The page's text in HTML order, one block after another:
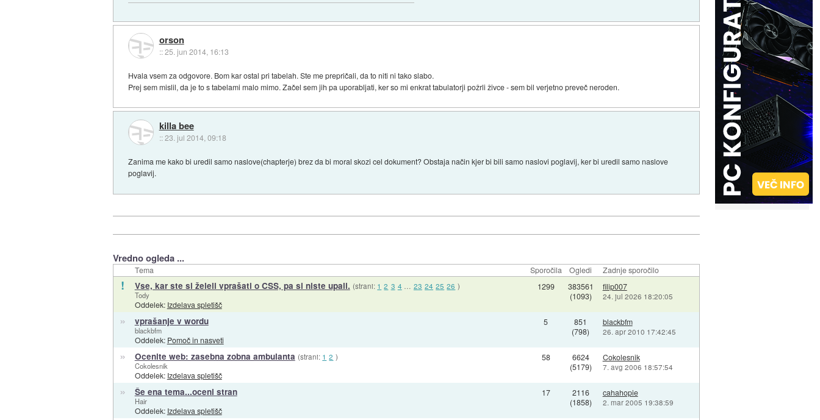
orson
::25. jun 2014, 16:13
Hvala vsem za odgovore. Bom kar ostal pri tabelah. Ste me prepričali, da to niti ni tako slabo.
Prej sem mislil, da je to s tabelami malo mimo. Začel sem jih pa uporabljati, ker so mi enkrat tabulatorji požrli živce - sem bil verjetno preveč neroden.
killa bee
::23. jul 2014, 09:18
Zanima me kako bi uredil samo naslove(chapterje) brez da bi moral skozi cel dokument? Obstaja način kjer bi bili samo naslovi poglavij, ker bi uredil samo naslove
poglavij.
Vredno ogleda ...
Tema Sporočila Ogledi Zadnje sporočilo
! Vse, kar ste si želeli vprašati o CSS, pa si niste upali. (strani: 1 2 3 4 … 23 24 25 26 )
Tody
Oddelek: Izdelava spletišč
1299
383561
(1093)
filip007
24. jul 2026 18:20:05
» vprašanje v wordu
blackbfm
Oddelek: Pomoč in nasveti
5
851
(798)
blackbfm
26. apr 2010 17:42:45
» Ocenite web: zasebna zobna ambulanta (strani: 1 2 )
Cokolesnik
Oddelek: Izdelava spletišč
58
6624
(5179)
Cokolesnik
7. avg 2006 18:57:54
» Še ena tema...oceni stran
Hair
Oddelek: Izdelava spletišč
17
2116
(1858)
cahahopie
2. mar 2005 19:38:59